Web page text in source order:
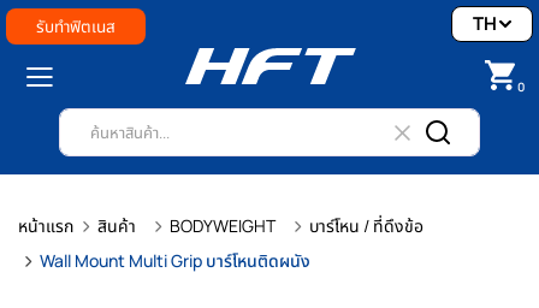
รับทำฟิตเนส
0
TH
หน้าแรก สินค้า BODYWEIGHT
บาร์โหน / ที่ดึงข้อ
Wall Mount Multi Grip บาร์โหนติดผนัง